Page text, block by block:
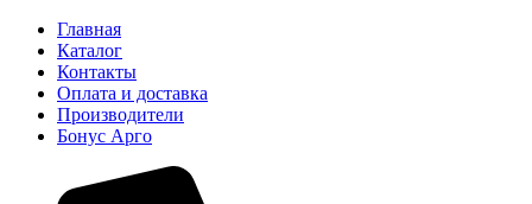
Главная
Каталог
Контакты
Оплата и доставка
Производители
Бонус Арго